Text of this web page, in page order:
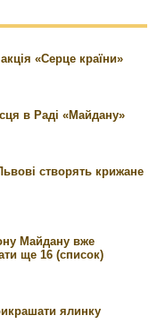
«Серце країни»
в Раді «Майдану»
створять крижане
Майдану вже
ще 16 (список)
ялинку